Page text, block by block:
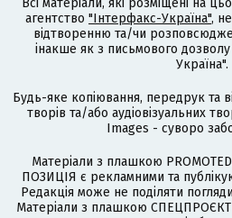
Всі матеріали, які розміщені на
агентство "Інтерфакс-Україна",
відтворенню та/чи
інакше як з письмового
Україна".
Будь-яке копіювання, передрук та
творів та/або аудіовізуальних
Images - суворо
Матеріали з плашкою
ПОЗИЦІЯ є рекламними та
Редакція може не поділяти
Матеріали з плашкою